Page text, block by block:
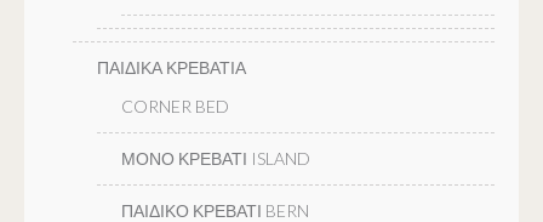
ΠΑΙΔΙΚΑ ΚΡΕΒΑΤΙΑ
CORNER BED
ΜΟΝΟ ΚΡΕΒΑΤΙ ISLAND
ΠΑΙΔΙΚΟ ΚΡΕΒΑΤΙ BERN